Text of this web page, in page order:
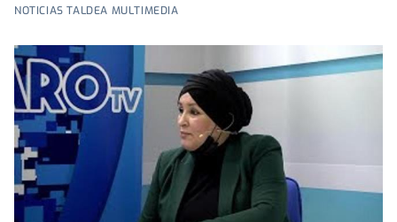
NOTICIAS TALDEA MULTIMEDIA